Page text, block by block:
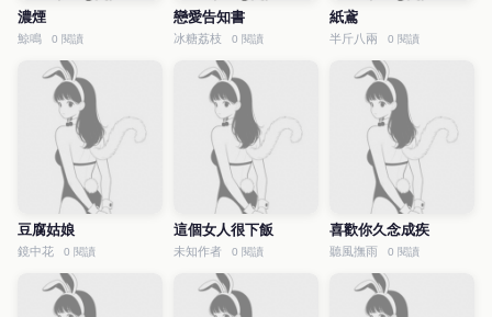
濃煙
鯨鳴 0 閱讀
戀愛告知書
冰糖荔枝 0 閱讀
紙鳶
半斤八兩 0 閱讀
豆腐姑娘
鏡中花 0 閱讀
這個女人很下飯
未知作者 0 閱讀
喜歡你久念成疾
聽風撫雨 0 閱讀